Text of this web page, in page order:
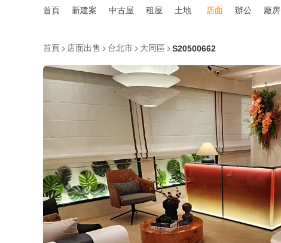
首頁 新建案 中古屋 租屋 土地 店面 辦公 廠房
首頁 店面出售 台北市 大同區 S20500662